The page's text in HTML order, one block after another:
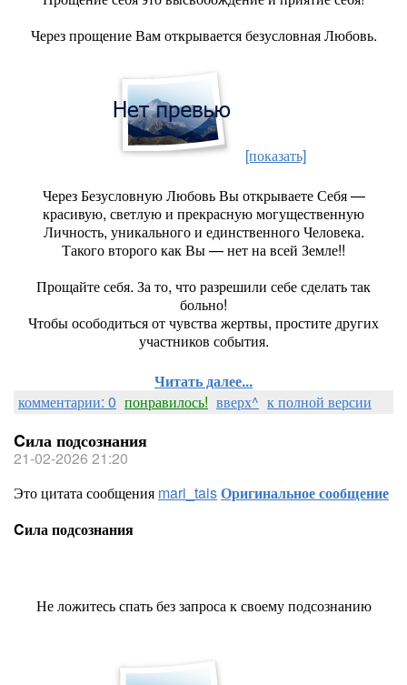
Через прощение Вам открывается безусловная Любовь.
[показать]
Через Безусловную Любовь Вы открываете Себя —
красивую, светлую и прекрасную могущественную
Личность, уникального и единственного Человека.
Такого второго как Вы — нет на всей Земле!!
Прощайте себя. За то, что разрешили себе сделать так
больно!
Чтобы осободиться от чувства жертвы, простите других
участников события.
Читать далее...
комментарии: 0 понравилось! вверх^ к полной версии
Cила подсознания
21-02-2026 21:20
Это цитата сообщения mari_taisОригинальное сообщение
Cила подсознания
Не ложитесь спать без запроса к своему подсознанию